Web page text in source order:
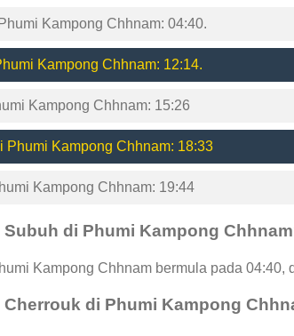
Kampong Chhnam: 04:40.
Kampong Chhnam: 12:14.
Kampong Chhnam: 15:26
Phumi Kampong Chhnam: 18:33
Kampong Chhnam: 19:44
di Phumi Kampong
Kampong Chhnam bermula pada
di Phumi Kampong